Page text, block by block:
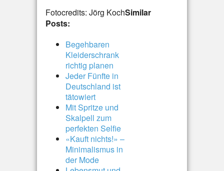
Fotocredits: Jörg KochSimilar
Posts:
Begehbaren
Kleiderschrank
richtig planen
Jeder Fünfte in
Deutschland ist
tätowiert
Mit Spritze und
Skalpell zum
perfekten Selfie
«Kauft nichts!» –
Minimalismus in
der Mode